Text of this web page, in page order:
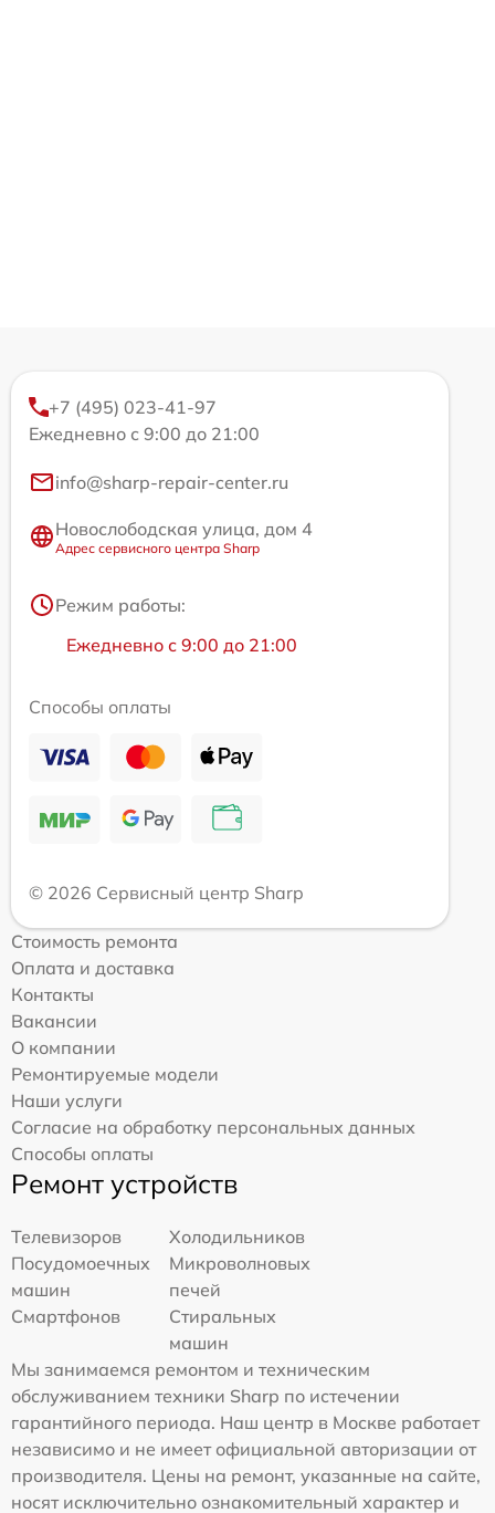
+7 (495) 023-41-97
Ежедневно с 9:00 до 21:00
info@sharp-repair-center.ru
Новослободская улица, дом 4
Адрес сервисного центра Sharp
Режим работы:
Ежедневно с 9:00 до 21:00
Способы оплаты
© 2026 Сервисный центр Sharp
Стоимость ремонта
Оплата и доставка
Контакты
Вакансии
О компании
Ремонтируемые модели
Наши услуги
Согласие на обработку персональных данных
Способы оплаты
Ремонт устройств
Телевизоров
Холодильников
Посудомоечных
машин
Микроволновых
печей
Смартфонов
Стиральных
машин
Мы занимаемся ремонтом и техническим
обслуживанием техники Sharp по истечении
гарантийного периода. Наш центр в Москве работает
независимо и не имеет официальной авторизации от
производителя. Цены на ремонт, указанные на сайте,
носят исключительно ознакомительный характер и